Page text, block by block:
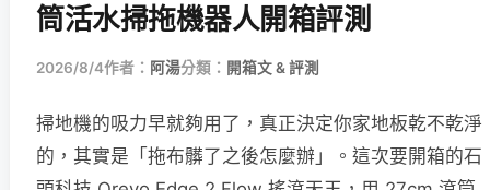
筒活水掃拖機器人開箱評測
2026/8/4作者： 阿湯分類： 開箱文 & 評測
掃地機的吸力早就夠用了，真正決定你家地板乾不乾淨
的，其實是「拖布髒了之後怎麼辦」。這次要開箱的石